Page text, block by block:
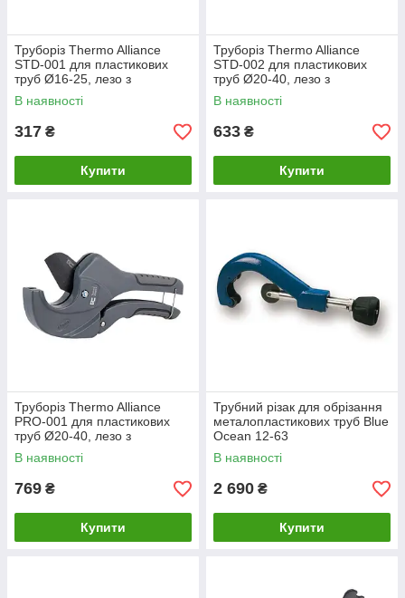
Труборіз Thermo Alliance
STD-001 для пластикових
труб Ø16-25, лезо з
тефл.покриттям
В наявності
317 ₴
Купити
Труборіз Thermo Alliance
STD-002 для пластикових
труб Ø20-40, лезо з
тефлоновим покриттям
В наявності
633 ₴
Купити
Труборіз Thermo Alliance
PRO-001 для пластикових
труб Ø20-40, лезо з
тефл.покриттям
В наявності
769 ₴
Купити
Трубний різак для обрізання
металопластикових труб Blue
Ocean 12-63
В наявності
2 690 ₴
Купити